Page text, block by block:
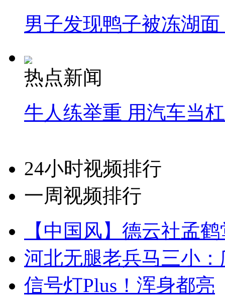
男子发现鸭子被冻湖
热点新闻
牛人练举重 用汽车当
24小时视频排行
一周视频排行
【中国风】德云社孟
河北无腿老兵马三小
信号灯Plus！浑身都亮